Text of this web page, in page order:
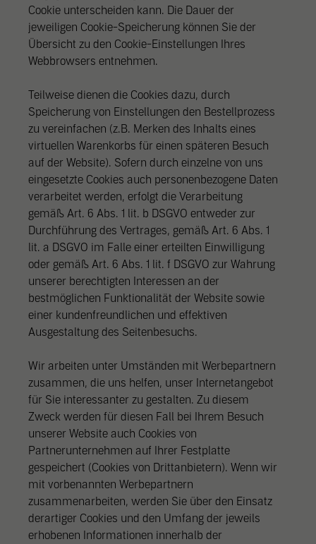
Cookie unterscheiden kann. Die Dauer der
jeweiligen Cookie-Speicherung können Sie der
Übersicht zu den Cookie-Einstellungen Ihres
Webbrowsers entnehmen.
Teilweise dienen die Cookies dazu, durch
Speicherung von Einstellungen den Bestellprozess
zu vereinfachen (z.B. Merken des Inhalts eines
virtuellen Warenkorbs für einen späteren Besuch
auf der Website). Sofern durch einzelne von uns
eingesetzte Cookies auch personenbezogene Daten
verarbeitet werden, erfolgt die Verarbeitung
gemäß Art. 6 Abs. 1 lit. b DSGVO entweder zur
Durchführung des Vertrages, gemäß Art. 6 Abs. 1
lit. a DSGVO im Falle einer erteilten Einwilligung
oder gemäß Art. 6 Abs. 1 lit. f DSGVO zur Wahrung
unserer berechtigten Interessen an der
bestmöglichen Funktionalität der Website sowie
einer kundenfreundlichen und effektiven
Ausgestaltung des Seitenbesuchs.
Wir arbeiten unter Umständen mit Werbepartnern
zusammen, die uns helfen, unser Internetangebot
für Sie interessanter zu gestalten. Zu diesem
Zweck werden für diesen Fall bei Ihrem Besuch
unserer Website auch Cookies von
Partnerunternehmen auf Ihrer Festplatte
gespeichert (Cookies von Drittanbietern). Wenn wir
mit vorbenannten Werbepartnern
zusammenarbeiten, werden Sie über den Einsatz
derartiger Cookies und den Umfang der jeweils
erhobenen Informationen innerhalb der